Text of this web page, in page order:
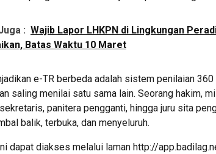
: Wajib Lapor LHKPN di Lingkungan
Batas Waktu 10 Maret
e-TR berbeda adalah sistem penilaian
saling menilai satu sama lain. Seorang hakim,
panitera pengganti, hingga juru sita
balik, terbuka, dan menyeluruh.
dapat diakses melalui laman http://